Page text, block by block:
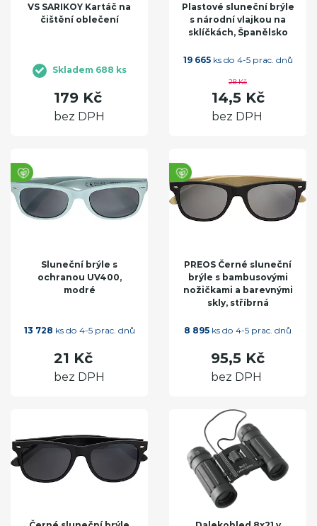
VS SARIKOY Kartáč na
čištění oblečení
Skladem 688 ks
179 Kč
bez DPH
Plastové sluneční brýle
s národní vlajkou na
sklíčkách, Španělsko
19 665ks do 4-5 prac. dnů
28 Kč
14,5 Kč
bez DPH
Sluneční brýle s
ochranou UV400,
modré
13 728 ks do 4-5 prac. dnů
21 Kč
bez DPH
PREOS Černé sluneční
brýle s bambusovými
nožičkami a barevnými
skly, stříbrná
8 895 ks do 4-5 prac. dnů
95,5 Kč
bez DPH